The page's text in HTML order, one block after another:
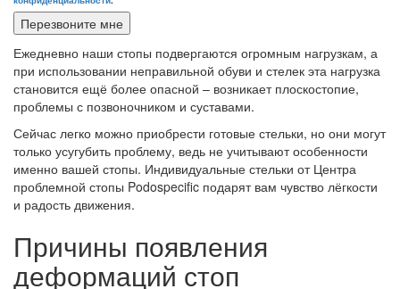
Ежедневно наши стопы подвергаются огромным нагрузкам, а
при использовании неправильной обуви и стелек эта нагрузка
становится ещё более опасной – возникает плоскостопие,
проблемы с позвоночником и суставами.
Сейчас легко можно приобрести готовые стельки, но они могут
только усугубить проблему, ведь не учитывают особенности
именно вашей стопы. Индивидуальные стельки от Центра
проблемной стопы Podospecific подарят вам чувство лёгкости
и радость движения.
Причины появления
деформаций стоп